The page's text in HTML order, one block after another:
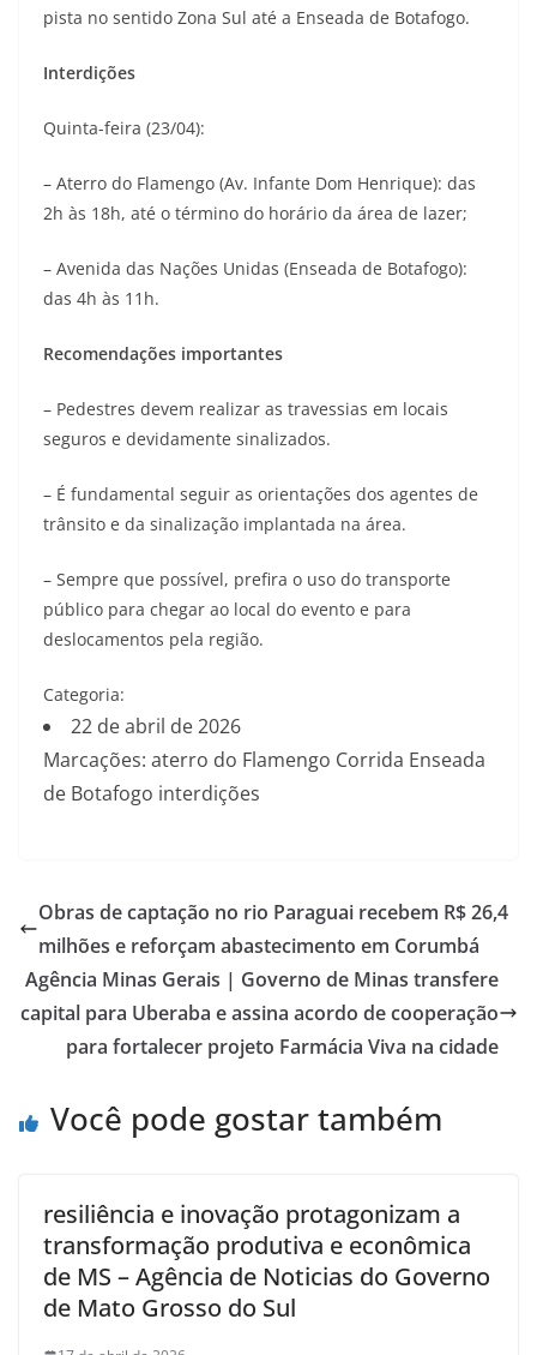
pista no sentido Zona Sul até a Enseada de Botafogo.
Interdições
Quinta-feira (23/04):
– Aterro do Flamengo (Av. Infante Dom Henrique): das
2h às 18h, até o término do horário da área de lazer;
– Avenida das Nações Unidas (Enseada de Botafogo):
das 4h às 11h.
Recomendações importantes
– Pedestres devem realizar as travessias em locais
seguros e devidamente sinalizados.
– É fundamental seguir as orientações dos agentes de
trânsito e da sinalização implantada na área.
– Sempre que possível, prefira o uso do transporte
público para chegar ao local do evento e para
deslocamentos pela região.
Categoria:
22 de abril de 2026
Marcações: aterro do Flamengo Corrida Enseada
de Botafogo interdições
Obras de captação no rio Paraguai recebem R$ 26,4
milhões e reforçam abastecimento em Corumbá
Agência Minas Gerais | Governo de Minas transfere
capital para Uberaba e assina acordo de cooperação
para fortalecer projeto Farmácia Viva na cidade
Você pode gostar também
resiliência e inovação protagonizam a
transformação produtiva e econômica
de MS – Agência de Noticias do Governo
de Mato Grosso do Sul